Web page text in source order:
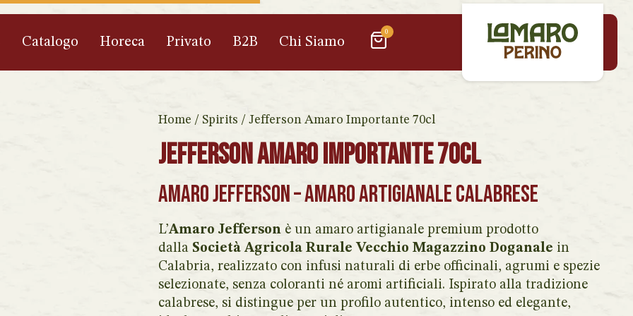
Catalogo Horeca Privato B2B Chi Siamo
0
Home / Spirits / Jefferson Amaro Importante 70cl
Jefferson Amaro Importante 70cl
Amaro Jefferson – Amaro Artigianale Calabrese
L’Amaro Jefferson è un amaro artigianale premium prodotto
dalla Società Agricola Rurale Vecchio Magazzino Doganale in
Calabria, realizzato con infusi naturali di erbe officinali, agrumi e spezie
selezionate, senza coloranti né aromi artificiali. Ispirato alla tradizione
calabrese, si distingue per un profilo autentico, intenso ed elegante,